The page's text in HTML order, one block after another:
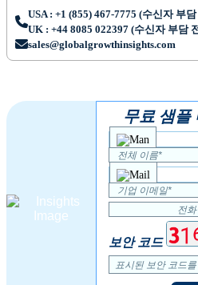
USA : +1 (855) 467-7775 (수신자 부
UK : +44 8085 022397 (수신자 부담
sales@globalgrowthinsights.com
무료 샘
보안 코드